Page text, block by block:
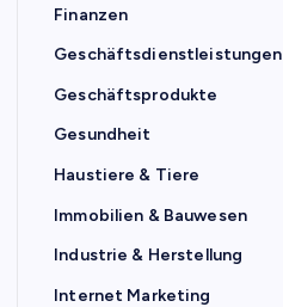
Finanzen
Geschäftsdienstleistungen
Geschäftsprodukte
Gesundheit
Haustiere & Tiere
Immobilien & Bauwesen
Industrie & Herstellung
Internet Marketing